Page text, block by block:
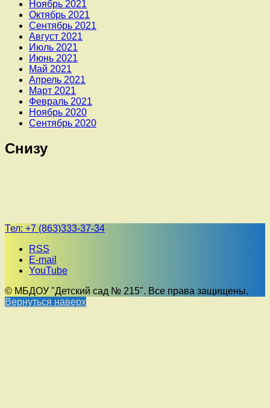
Ноябрь 2021
Октябрь 2021
Сентябрь 2021
Август 2021
Июль 2021
Июнь 2021
Май 2021
Апрель 2021
Март 2021
Февраль 2021
Ноябрь 2020
Сентябрь 2020
Снизу
Тел: +7 (863)333-37-34
RSS
E-mail
YouTube
© МБДОУ "Детский сад № 215". Все права защищены.
Вернуться наверх